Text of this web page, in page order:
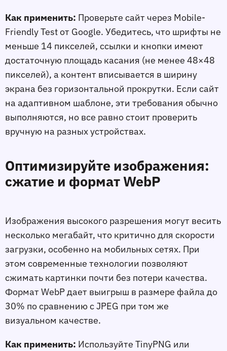
Как применить: Проверьте сайт через Mobile-
Friendly Test от Google. Убедитесь, что шрифты не
меньше 14 пикселей, ссылки и кнопки имеют
достаточную площадь касания (не менее 48×48
пикселей), а контент вписывается в ширину
экрана без горизонтальной прокрутки. Если сайт
на адаптивном шаблоне, эти требования обычно
выполняются, но всe равно стоит проверить
вручную на разных устройствах.
Оптимизируйте изображения:
сжатие и формат WebP
Изображения высокого разрешения могут весить
несколько мегабайт, что критично для скорости
загрузки, особенно на мобильных сетях. При
этом современные технологии позволяют
сжимать картинки почти без потери качества.
Формат WebP даeт выигрыш в размере файла до
30% по сравнению с JPEG при том же
визуальном качестве.
Как применить: Используйте TinyPNG или